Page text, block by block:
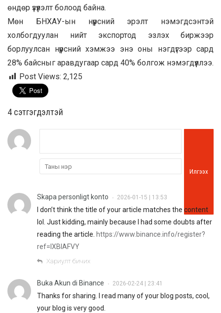
өндөр үзүүлэлт болоод байна.
Мөн БНХАУ-ын нүүрсний эрэлт нэмэгдсэнтэй
холбогдуулан нийт экспортод эзлэх биржээр
борлуулсан нүүрсний хэмжээ энэ оны нэгдүгээр сард
28% байсныг аравдугаар сард 40% болгож нэмэгдүүллээ.
Post Views: 2,125
4 cэтгэгдэлтэй
Илгээх
Skapa personligt konto • 2026-01-15 | 13:53
I don’t think the title of your article matches the content
lol. Just kidding, mainly because I had some doubts after
reading the article. https://www.binance.info/register?
ref=IXBIAFVY
Хариулт бичих
Buka Akun di Binance • 2026-02-24 | 23:41
Thanks for sharing. I read many of your blog posts, cool,
your blog is very good.